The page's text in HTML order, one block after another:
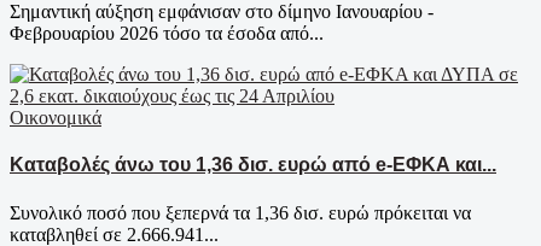
Σημαντική αύξηση εμφάνισαν στο δίμηνο Ιανουαρίου -
Φεβρουαρίου 2026 τόσο τα έσοδα από...
Οικονομικά
Καταβολές άνω του 1,36 δισ. ευρώ από e-ΕΦΚΑ και...
Συνολικό ποσό που ξεπερνά τα 1,36 δισ. ευρώ πρόκειται να
καταβληθεί σε 2.666.941...